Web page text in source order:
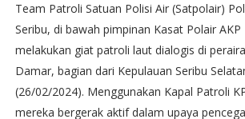
Team Patroli Satuan Polisi Air (Satpolair)
Seribu, di bawah pimpinan Kasat Polair AKP
melakukan giat patroli laut dialogis di
Damar, bagian dari Kepulauan Seribu
(26/02/2024). Menggunakan Kapal Patroli
mereka bergerak aktif dalam upaya